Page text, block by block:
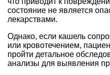
состояние не является
лекарствами.
Однако, если кашель
или кровотечением,
пройти детальное
анализы для выявления